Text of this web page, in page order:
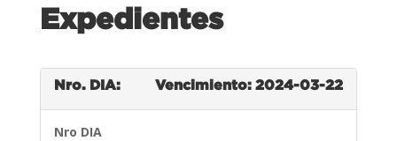
Expedientes
Nro. DIA: Vencimiento: 2024-03-22
Nro DIA